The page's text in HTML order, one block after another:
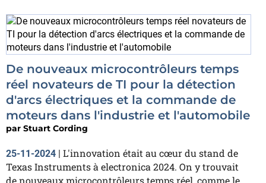
De nouveaux microcontrôleurs temps
réel novateurs de TI pour la détection
d'arcs électriques et la commande de
moteurs dans l'industrie et l'automobile
par Stuart Cording
25-11-2024 | L'innovation était au cœur du stand de
Texas Instruments à electronica 2024. On y trouvait
de nouveaux microcontrôleurs temps réel, comme le...